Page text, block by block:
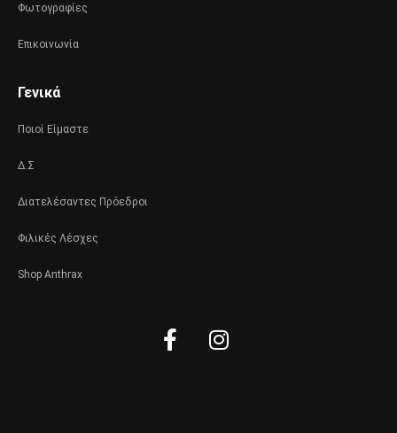
Φωτογραφίες
Επικοινωνία
Γενικά
Ποιοί Είμαστε
Δ.Σ
Διατελέσαντες Πρόεδροι
Φιλικές Λέσχες
Shop Anthrax
Facebook-
f
Instagram